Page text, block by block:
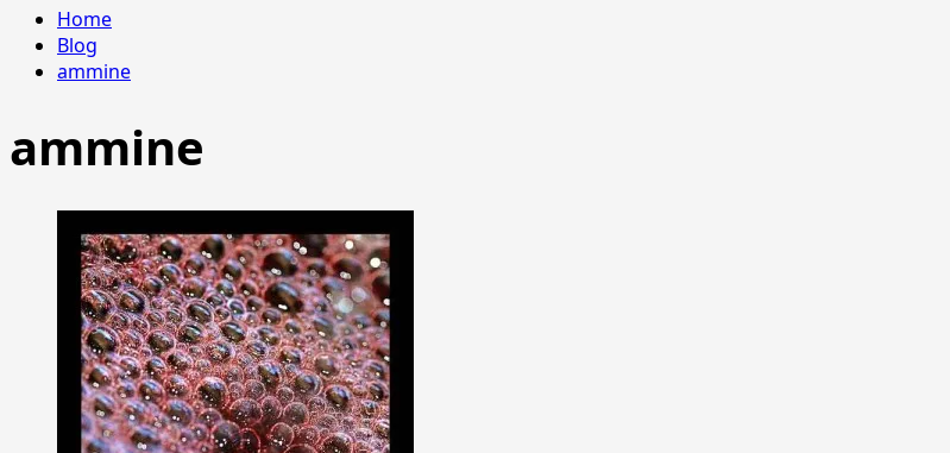
Home
Blog
ammine
ammine